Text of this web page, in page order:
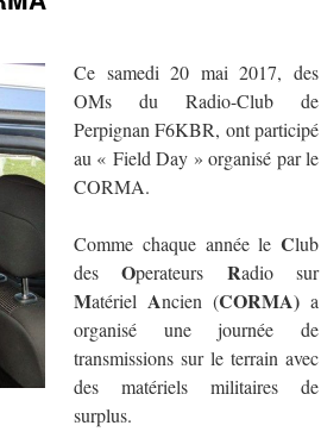
Ce samedi 20 mai 2017, des
OMs du Radio-Club de
Perpignan F6KBR, ont participé
au « Field Day » organisé par le
CORMA.
Comme chaque année le Club
desOperateurs Radio sur
Matériel Ancien (CORMA) a
organisé une journée de
transmissions sur le terrain avec
des matériels militaires de
surplus.